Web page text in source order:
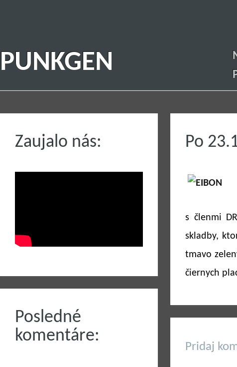
PUNKGEN
Zaujalo nás:
Posledné
komentáre:
Po
s členmi
skladby,
tmavo
čiernych
Pridaj